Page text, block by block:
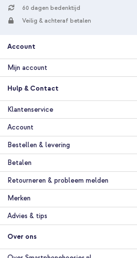
60 dagen bedenktijd
Veilig & achteraf betalen
Account
Mijn account
Hulp & Contact
Klantenservice
Account
Bestellen & levering
Betalen
Retourneren & probleem melden
Merken
Advies & tips
Over ons